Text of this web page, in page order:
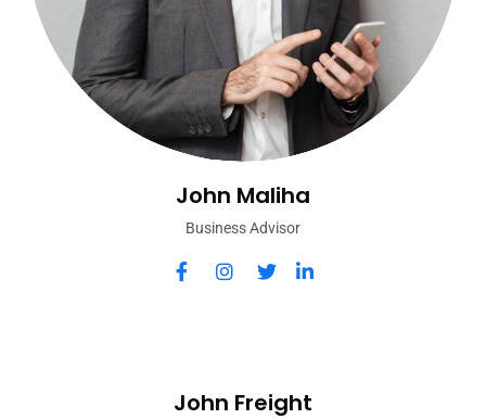
John Maliha
Business Advisor
John Freight